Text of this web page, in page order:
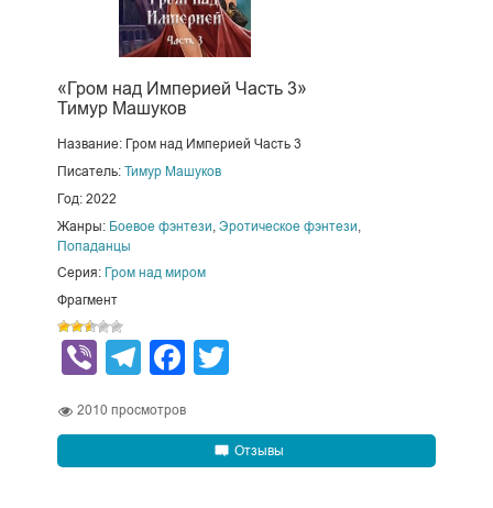
«Гром над Империей Часть 3»
Тимур Машуков
Название: Гром над Империей Часть 3
Писатель: Тимур Машуков
Год: 2022
Жанры: Боевое фэнтези Эротическое фэнтези
Попаданцы
Серия: Гром над миром
Фрагмент
ViberTelegram
Facebook
2010 просмотров
Отзывы